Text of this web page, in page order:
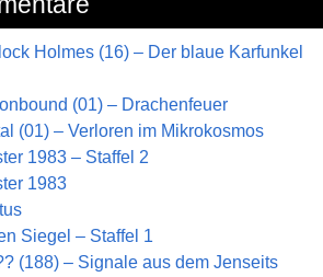
Holmes (16) – Der blaue Karfunkel
(01) – Drachenfeuer
(01) – Verloren im Mikrokosmos
1983 – Staffel 2
1983
Siegel – Staffel 1
(188) – Signale aus dem Jenseits